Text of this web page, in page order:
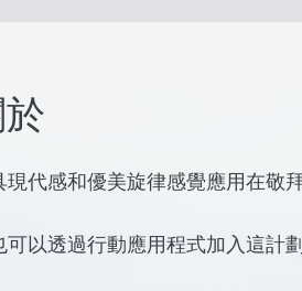
現代感和優美旋律感覺應用在敬
可以透過行動應用程式加入這計劃